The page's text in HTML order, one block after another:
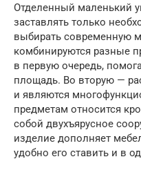
Отделенный маленький
заставлять только
выбирать современную
комбинируются разные
в первую очередь,
площадь. Во вторую —
и являются
предметам относится
собой двухъярусное
изделие дополняет
удобно его ставить и в